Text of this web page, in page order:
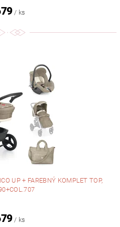
/ ks
UP + FAREBNÝ KOMPLET TOP,
/ ks